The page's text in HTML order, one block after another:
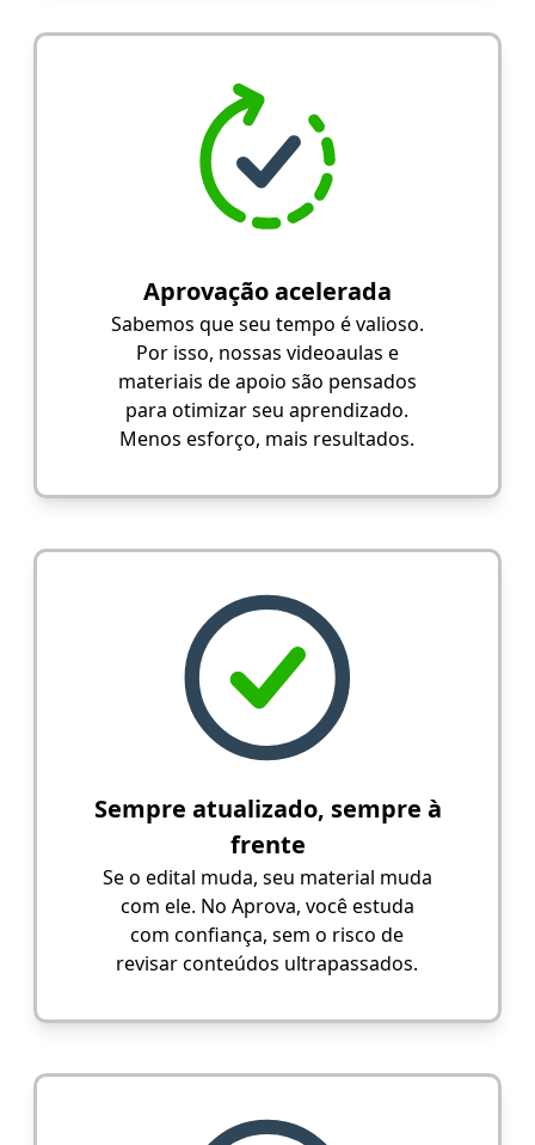
Aprovação acelerada
Sabemos que seu tempo é valioso.
Por isso, nossas videoaulas e
materiais de apoio são pensados
para otimizar seu aprendizado.
Menos esforço, mais resultados.
Sempre atualizado, sempre à
frente
Se o edital muda, seu material muda
com ele. No Aprova, você estuda
com confiança, sem o risco de
revisar conteúdos ultrapassados.